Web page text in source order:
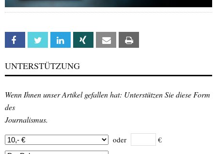
Facebook Twitter Linkedin Xing Email
UNTERSTÜTZUNG
Wenn Ihnen unser Artikel gefallen hat: Unterstützen Sie diese Form
des
Journalismus.
oder €